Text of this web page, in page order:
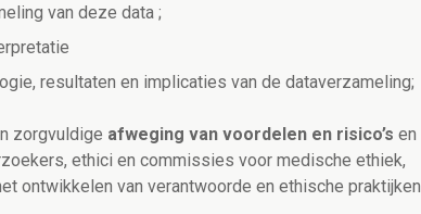
van deze data ;
resultaten en implicaties van de dataverzameling;
zorgvuldige afweging van voordelen en risico’s en
ethici en commissies voor medische ethiek,
ontwikkelen van verantwoorde en ethische praktijken